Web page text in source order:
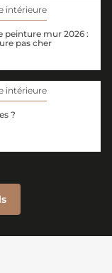
intérieure
peinture mur 2026 :
pas cher
intérieure
?